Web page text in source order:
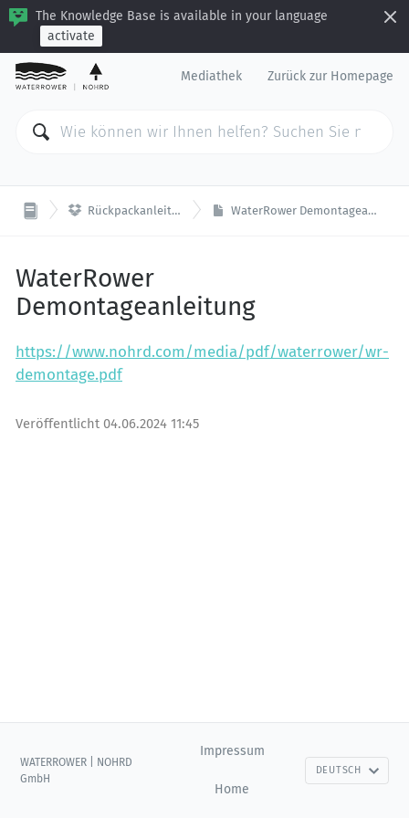
The Knowledge Base is available in your language
activate
Mediathek Zurück zur Homepage
 Rückpackanleitungen WaterRower Demontageanleitung
WaterRower
Demontageanleitung
https://www.nohrd.com/media/pdf/waterrower/wr-
demontage.pdf
Veröffentlicht 04.06.2024 11:45
WATERROWER | NOHRD
GmbH
Impressum
Home
DEUTSCH